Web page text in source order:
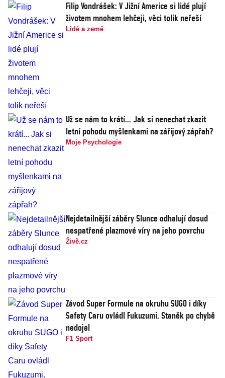
Filip Vondrášek: V Jižní Americe si lidé plují
životem mnohem lehčeji, věci tolik neřeší
Lidé a země
Už se nám to krátí... Jak si nenechat zkazit
letní pohodu myšlenkami na zářijový zápřah?
Moje Psychologie
Nejdetailnější záběry Slunce odhalují dosud
nespatřené plazmové víry na jeho povrchu
Živě.cz
Závod Super Formule na okruhu SUGO i díky
Safety Caru ovládl Fukuzumi. Staněk po chybě
nedojel
F1 Sport